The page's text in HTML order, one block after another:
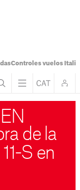
Controles vuelos Italia
de la
S en